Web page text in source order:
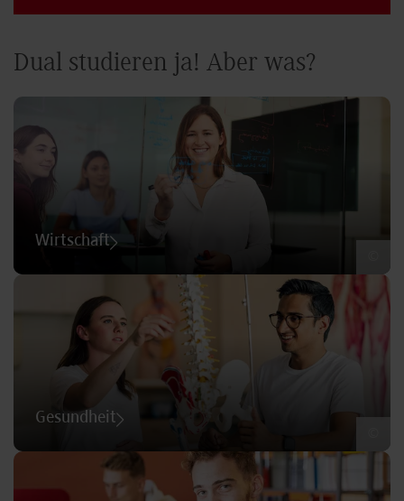
Dual studieren ja! Aber was?
Wirtschaft
Gesundheit